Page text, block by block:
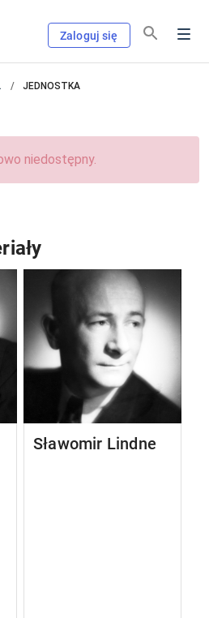
Zaloguj się
JEDNOSTKA
niedostępny.
Sławomir Lindner